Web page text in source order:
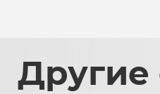
Другие